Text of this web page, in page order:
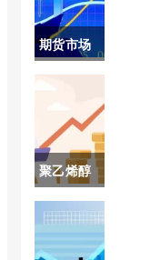
期货市场
的主体包
括哪些(期
货市场的
构成要素)
聚乙烯醇
期货价格
(pva聚乙